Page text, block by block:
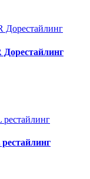
Дорестайлинг